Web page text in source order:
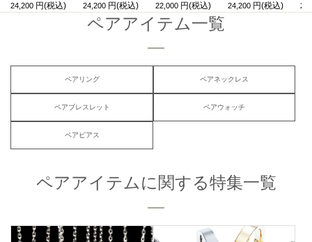
24,200
24,200
22,000
24,200
ペアアイテム一覧
ペアリング ペアネックレス
ペアブレスレット ペアウォッチ
ペアピアス
ペアアイテムに関する特集一覧